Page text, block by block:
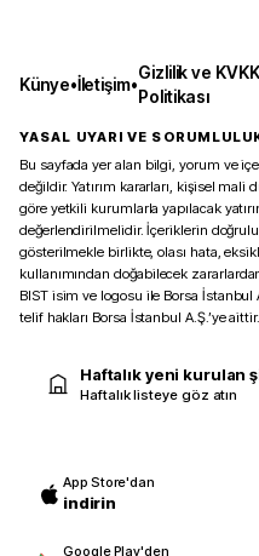
Künye•İletişim•
Gizlilik ve KVKK
Politikası
YASAL UYARI VE
Bu sayfada yer alan bilgi, yorum ve
değildir. Yatırım kararları, kişisel
göre yetkili kurumlarla yapılacak
değerlendirilmelidir. İçeriklerin
gösterilmekle birlikte, olası hata,
kullanımından doğabilecek
BIST isim ve logosu ile Borsa İstanbul
telif hakları Borsa İstanbul A.Ş.’ye aittir.
Haftalık yeni kurulan
Haftalık listeye göz atın
App Store'dan
indirin
Google Play'den